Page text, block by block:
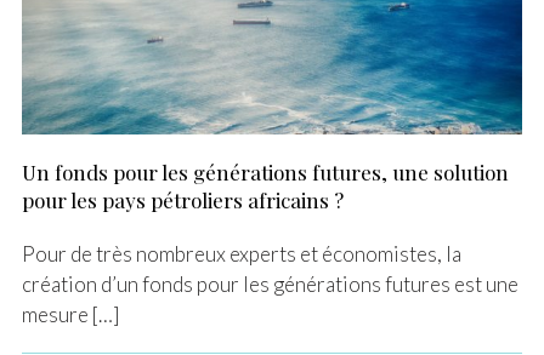
Un fonds pour les générations futures, une solution
pour les pays pétroliers africains ?
Pour de très nombreux experts et économistes, la
création d’un fonds pour les générations futures est une
mesure […]